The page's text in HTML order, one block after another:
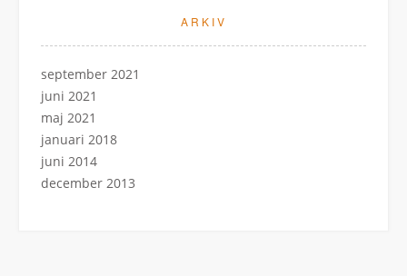
ARKIV
september 2021
juni 2021
maj 2021
januari 2018
juni 2014
december 2013